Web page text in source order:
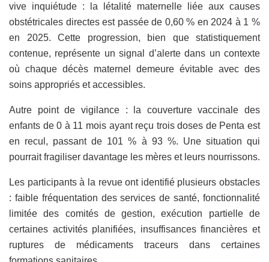
vive inquiétude : la létalité maternelle liée aux causes
obstétricales directes est passée de 0,60 % en 2024 à 1 %
en 2025. Cette progression, bien que statistiquement
contenue, représente un signal d’alerte dans un contexte
où chaque décès maternel demeure évitable avec des
soins appropriés et accessibles.
Autre point de vigilance : la couverture vaccinale des
enfants de 0 à 11 mois ayant reçu trois doses de Penta est
en recul, passant de 101 % à 93 %. Une situation qui
pourrait fragiliser davantage les mères et leurs nourrissons.
Les participants à la revue ont identifié plusieurs obstacles
: faible fréquentation des services de santé, fonctionnalité
limitée des comités de gestion, exécution partielle de
certaines activités planifiées, insuffisances financières et
ruptures de médicaments traceurs dans certaines